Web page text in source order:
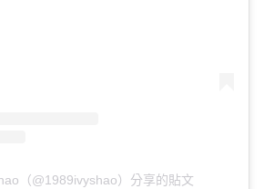
（@1989ivyshao）分享的貼文